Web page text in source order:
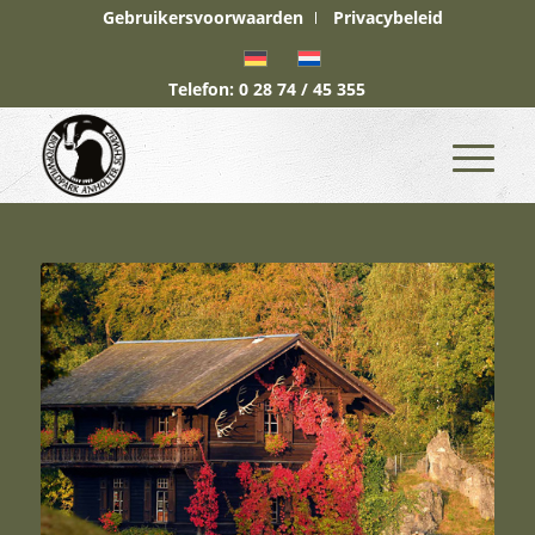
Gebruikersvoorwaarden Privacybeleid
Telefon: 0 28 74 / 45 355